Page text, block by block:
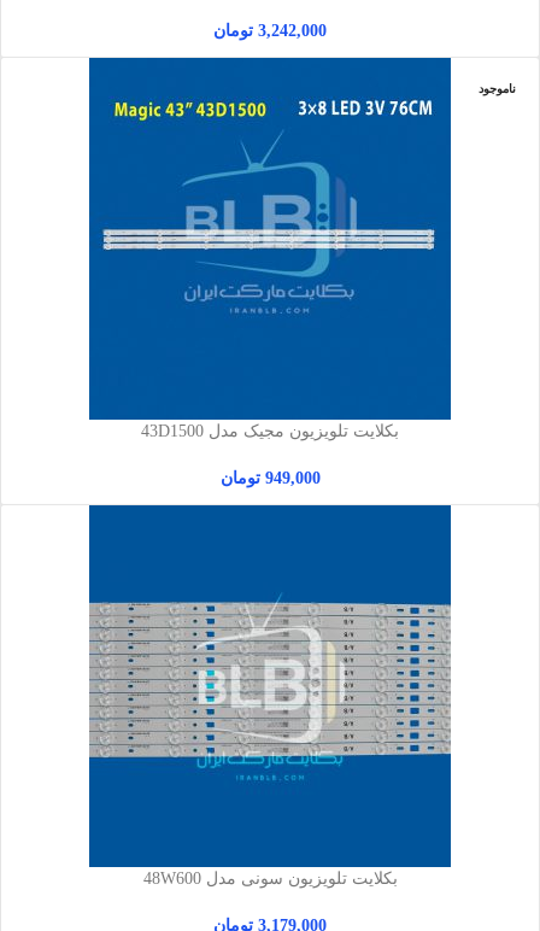
3,242,000 تومان
ناموجود
بکلایت تلویزیون مجیک مدل 43D1500
949,000 تومان
بکلایت تلویزیون سونی مدل 48W600
3,179,000 تومان